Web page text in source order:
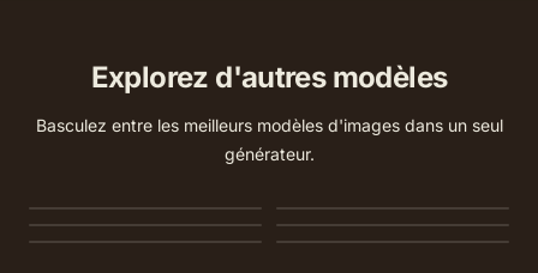
Explorez d'autres modèles
Basculez entre les meilleurs modèles d'images dans un seul
générateur.